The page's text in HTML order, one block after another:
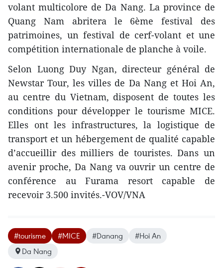
volant multicolore de Da Nang. La province de
Quang Nam abritera le 6ème festival des
patrimoines, un festival de cerf-volant et une
compétition internationale de planche à voile.
Selon Luong Duy Ngan, directeur général de
Newstar Tour, les villes de Da Nang et Hoi An,
au centre du Vietnam, disposent de toutes les
conditions pour développer le tourisme MICE.
Elles ont les infrastructures, la logistique de
transport et un hébergement de qualité capable
d’accueillir des milliers de touristes. Dans un
avenir proche, Da Nang va ouvrir un centre de
conférence au Furama resort capable de
recevoir 3.500 invités.-VOV/VNA
#tourisme #MICE #Danang
#Hoi An
Da Nang